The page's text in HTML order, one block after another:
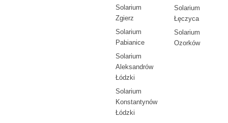
Solarium
Zgierz
Solarium
Pabianice
Solarium
Aleksandrów
Łódzki
Solarium
Konstantynów
Łódzki
Solarium
Łęczyca
Solarium
Ozorków